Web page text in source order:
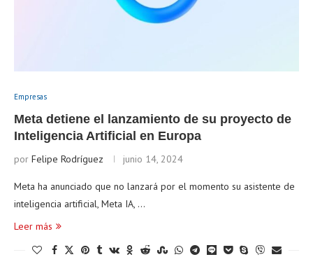
Empresas
Meta detiene el lanzamiento de su proyecto de
Inteligencia Artificial en Europa
por Felipe Rodríguez junio 14, 2024
Meta ha anunciado que no lanzará por el momento su asistente de
inteligencia artificial, Meta IA, …
Leer más